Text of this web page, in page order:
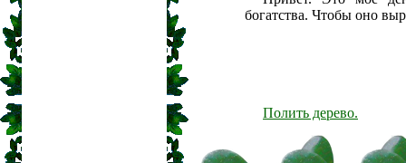
богатства. Чтобы оно
Полить дерево.